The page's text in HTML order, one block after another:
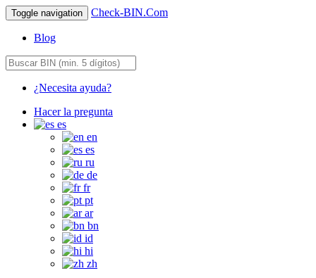
Toggle navigation Check-BIN.Com
Blog
¿Necesita ayuda?
Hacer la pregunta
es
en
es
ru
de
fr
pt
ar
bn
id
hi
zh